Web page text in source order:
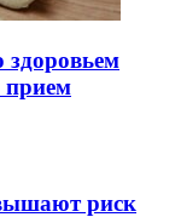
прием
риск